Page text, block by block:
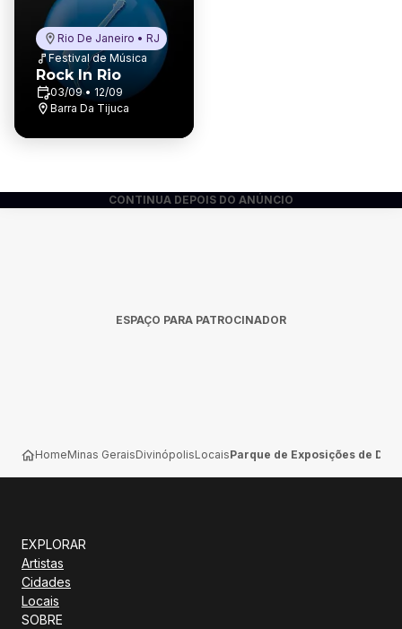
Rio De Janeiro • RJ
Festival de Música
Rock In Rio
03/09 • 12/09
Barra Da Tijuca
CONTINUA DEPOIS DO ANÚNCIO
ESPAÇO PARA PATROCINADOR
HomeMinas GeraisDivinópolisLocaisParque de Exposições de
EXPLORAR
Artistas
Cidades
Locais
SOBRE